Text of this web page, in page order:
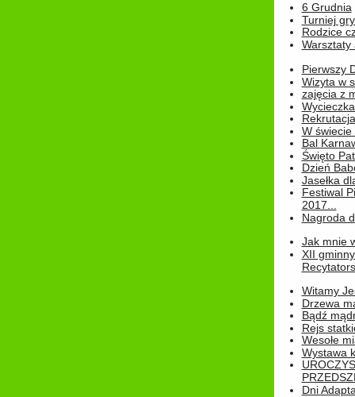
6 Grudnia
Turniej
Rodzice
Warsztaty
Pierwszy
Wizyta w
zajęcia z
W świecie
Bal
Święto
Dzień
Jasełka
Festiwal
2017...
Nagroda
Jak mnie
XII
Witamy
Drzewa
Bądź
Rejs
Wesołe
Wystawa
Dni